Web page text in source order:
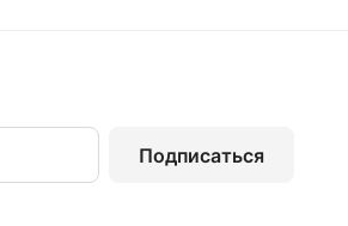
Подписаться